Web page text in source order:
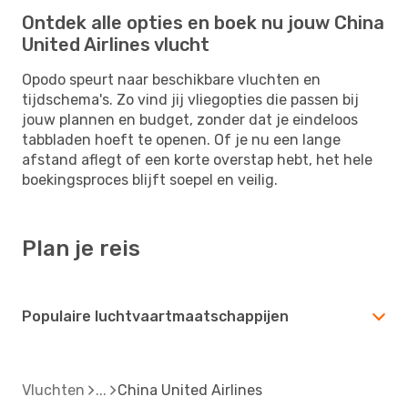
Ontdek alle opties en boek nu jouw China
United Airlines vlucht
Opodo speurt naar beschikbare vluchten en
tijdschema's. Zo vind jij vliegopties die passen bij
jouw plannen en budget, zonder dat je eindeloos
tabbladen hoeft te openen. Of je nu een lange
afstand aflegt of een korte overstap hebt, het hele
boekingsproces blijft soepel en veilig.
Plan je reis
Populaire luchtvaartmaatschappijen
Vluchten China United Airlines